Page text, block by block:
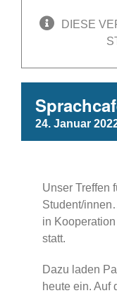
DIESE
24. Januar
Unser Treffen
Student/
in
statt.
Dazu laden
heute ein. Auf